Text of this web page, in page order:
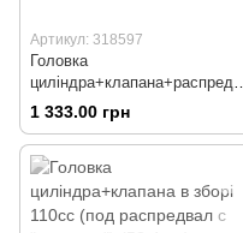
Артикул: 318597
Головка
циліндра+клапана+распредва
л+кришки в зборі 70сс (47мм)
1 333.00 грн